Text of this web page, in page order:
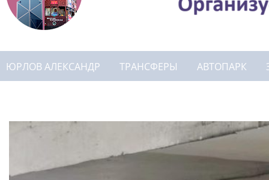
ЮРЛОВ АЛЕКСАНДР ТРАНСФЕРЫ АВТОПАРК